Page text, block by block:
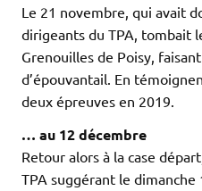
Le 21 novembre, qui avait
dirigeants du TPA, tombait
Grenouilles de Poisy,
d’épouvantail. En
deux épreuves en 2019.
… au 12 décembre
Retour alors à la case
TPA suggérant le